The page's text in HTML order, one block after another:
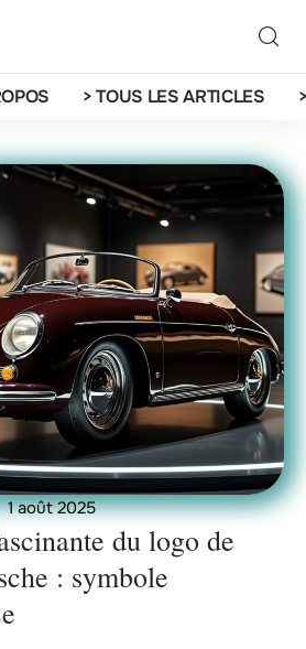
> TOUS LES ARTICLES
1 août 2025
du logo de
: symbole